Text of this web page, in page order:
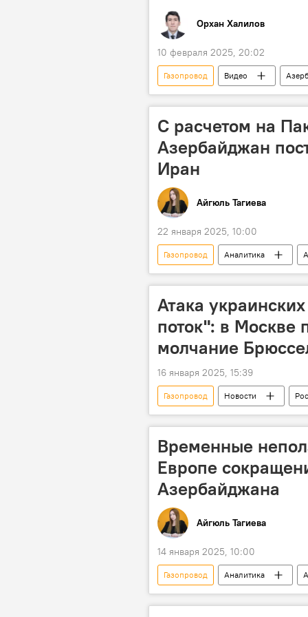
Орхан Халилов
10 февраля 2025, 20:02
Газопровод Видео
Экономика
энергетика
С расчетом на
Азербайджан
Иран
Айгюль Тагиева
22 января 2025, 10:00
Газопровод Аналитика
энергетика
Поставки газа
Атака
поток": в Москве
молчание
16 января 2025, 15:39
Газопровод Новости
Мария Захарова
ЕС
Временные
Европе
Азербайджана
Айгюль Тагиева
14 января 2025, 10:00
Газопровод Аналитика
Поставки газа
Евросоюз